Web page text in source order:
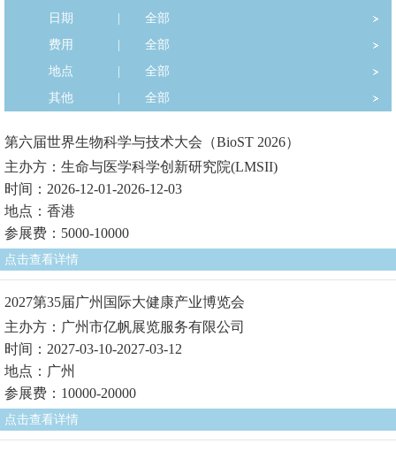
日期
全部
费用
全部
地点
全部
其他
全部
第六届世界生物科学与技术大会（BioST 2026）
主办方：生命与医学科学创新研究院(LMSII)
时间：2026-12-01-2026-12-03
地点：香港
参展费：5000-10000
点击查看详情
2027第35届广州国际大健康产业博览会
主办方：广州市亿帆展览服务有限公司
时间：2027-03-10-2027-03-12
地点：广州
参展费：10000-20000
点击查看详情